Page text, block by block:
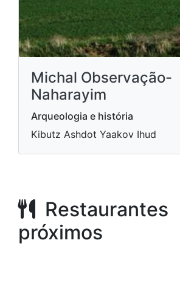
Michal Observação-
Naharayim
Arqueologia e história
Kibutz Ashdot Yaakov Ihud
Restaurantes
próximos